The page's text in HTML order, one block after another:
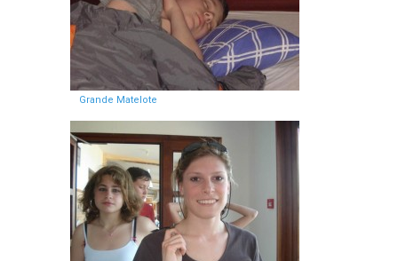
Grande Matelote